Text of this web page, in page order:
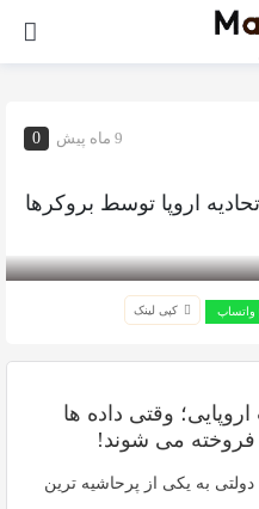
9 ماه پیش 0
اروپا توسط بروکرها
واتساپ کپی لینک
وقتی داده ها
فروخته می شوند!
به یکی از پرحاشیه ترین